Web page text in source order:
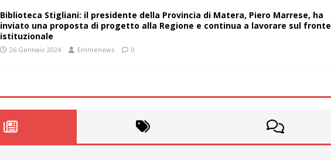
Biblioteca Stigliani: il presidente della Provincia di Matera, Piero Marrese, ha
inviato una proposta di progetto alla Regione e continua a lavorare sul fronte
istituzionale
26 Gennaio 2024 Emmenews 0